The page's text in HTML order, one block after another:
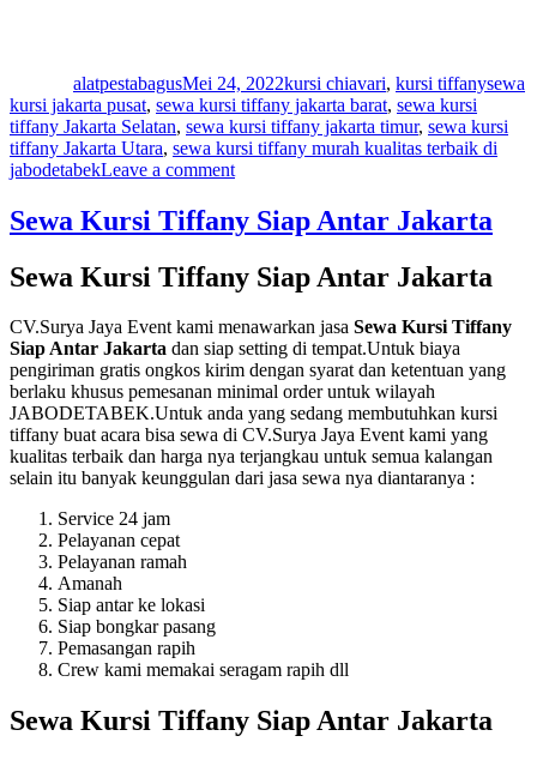
alatpestabagusMei 24, 2022kursi chiavari, kursi tiffanysewa
kursi jakarta pusat, sewa kursi tiffany jakarta barat, sewa kursi
tiffany Jakarta Selatan, sewa kursi tiffany jakarta timur, sewa kursi
tiffany Jakarta Utara, sewa kursi tiffany murah kualitas terbaik di
jabodetabekLeave a commenton
Kursi
Tiffany
Pusat
Siap
Setting
Di
Tempat
Sewa Kursi Tiffany Siap Antar Jakarta
Sewa Kursi Tiffany Siap Antar Jakarta
CV.Surya Jaya Event kami menawarkan jasa Sewa Kursi Tiffany
Siap Antar Jakarta dan siap setting di tempat.Untuk biaya
pengiriman gratis ongkos kirim dengan syarat dan ketentuan yang
berlaku khusus pemesanan minimal order untuk wilayah
JABODETABEK.Untuk anda yang sedang membutuhkan kursi
tiffany buat acara bisa sewa di CV.Surya Jaya Event kami yang
kualitas terbaik dan harga nya terjangkau untuk semua kalangan
selain itu banyak keunggulan dari jasa sewa nya diantaranya :
Service 24 jam
Pelayanan cepat
Pelayanan ramah
Amanah
Siap antar ke lokasi
Siap bongkar pasang
Pemasangan rapih
Crew kami memakai seragam rapih dll
Sewa Kursi Tiffany Siap Antar Jakarta